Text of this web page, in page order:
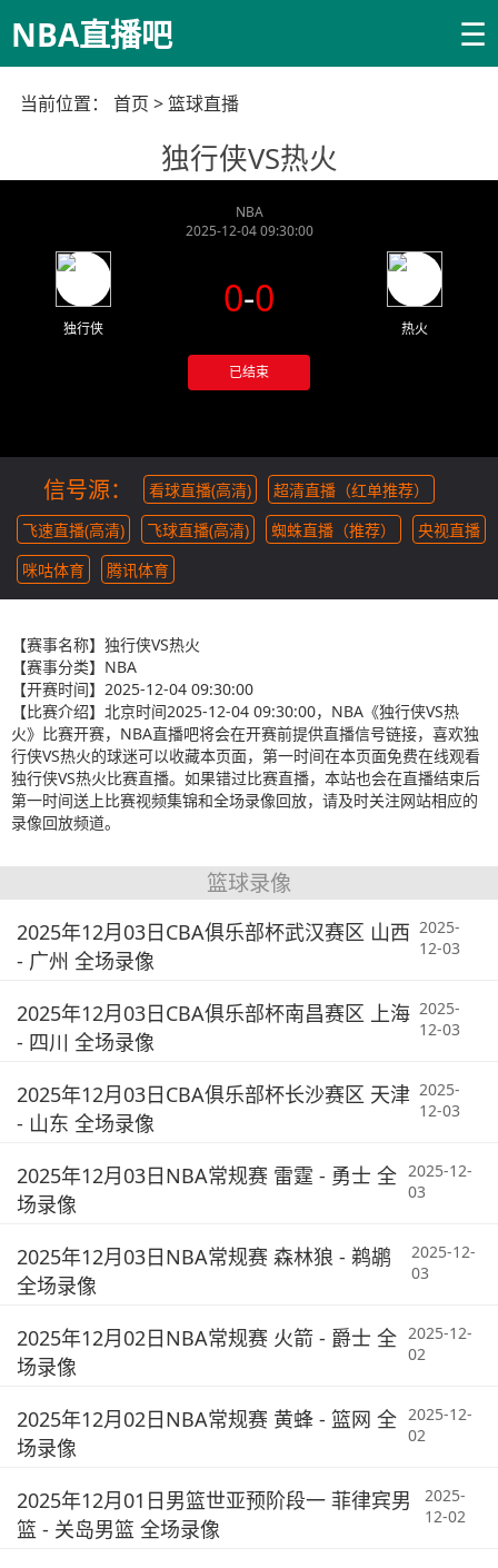
NBA直播吧 ☰
当前位置： 首页 >篮球直播
独行侠VS热火
NBA
2025-12-04 09:30:00
独行侠
0-0
已结束
热火
信号源： 看球直播(高清)
超清直播（红单推荐）
飞速直播(高清)
飞球直播(高清) 蜘蛛直播（推荐）
央视直播
咪咕体育
腾讯体育
【赛事名称】 独行侠VS热火
【赛事分类】 NBA
【开赛时间】 2025-12-04 09:30:00
【比赛介绍】 北京时间2025-12-04 09:30:00，NBA《独行侠VS热
火》比赛开赛，NBA直播吧将会在开赛前提供直播信号链接，喜欢独
行侠VS热火的球迷可以收藏本页面，第一时间在本页面免费在线观看
独行侠VS热火比赛直播。如果错过比赛直播，本站也会在直播结束后
第一时间送上比赛视频集锦和全场录像回放，请及时关注网站相应的
录像回放频道。
篮球录像
2025年12月03日CBA俱乐部杯武汉赛区 山西
- 广州 全场录像
2025-
12-03
2025年12月03日CBA俱乐部杯南昌赛区 上海
- 四川 全场录像
2025-
12-03
2025年12月03日CBA俱乐部杯长沙赛区 天津
- 山东 全场录像
2025-
12-03
2025年12月03日NBA常规赛 雷霆 - 勇士 全
场录像
2025-12-
03
2025年12月03日NBA常规赛 森林狼 - 鹈鹕
全场录像
2025-12-
03
2025年12月02日NBA常规赛 火箭 - 爵士 全
场录像
2025-12-
02
2025年12月02日NBA常规赛 黄蜂 - 篮网 全
场录像
2025-12-
02
2025年12月01日男篮世亚预阶段一 菲律宾男
篮 - 关岛男篮 全场录像
2025-
12-02